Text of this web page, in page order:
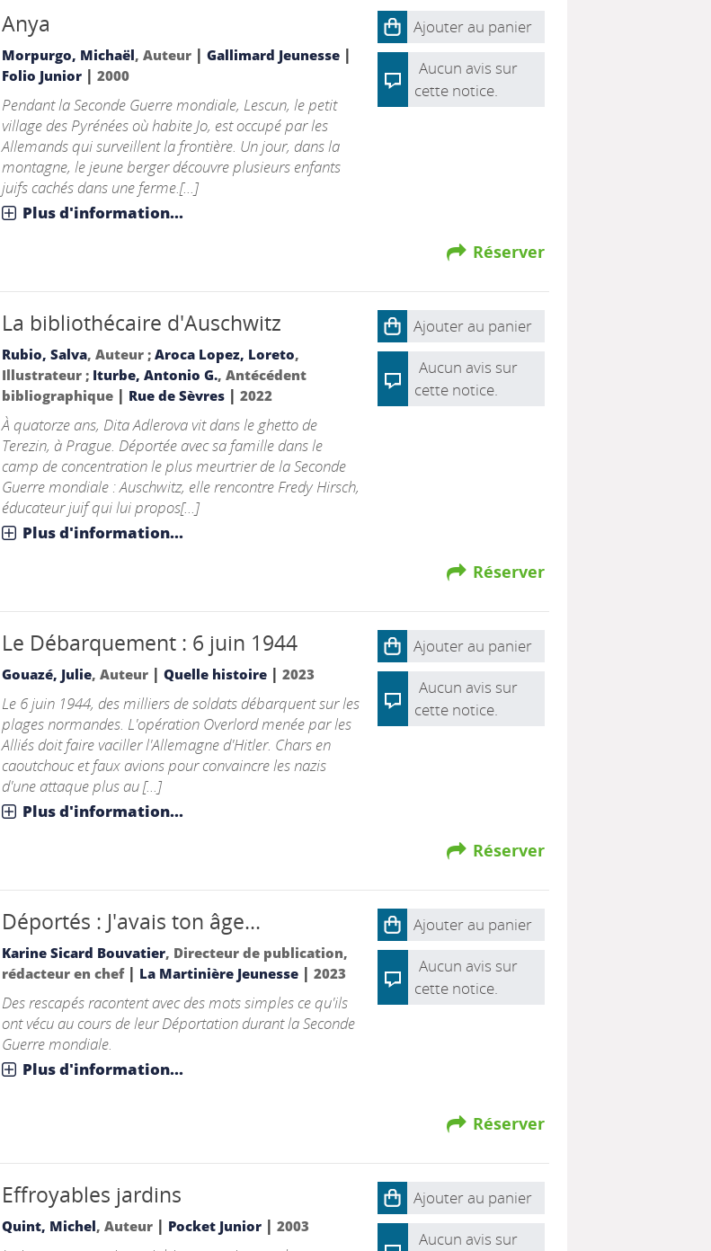
Anya
Morpurgo, Michaël, Auteur | Gallimard Jeunesse|
Folio Junior| 2000
Pendant la Seconde Guerre mondiale, Lescun, le petit
village des Pyrénées où habite Jo, est occupé par les
Allemands qui surveillent la frontière. Un jour, dans la
montagne, le jeune berger découvre plusieurs enfants
juifs cachés dans une ferme.[...]
Plus d'information...
Ajouter au panier
Aucun avis sur
cette notice.
Réserver
La bibliothécaire d'Auschwitz
Rubio, Salva, Auteur ; Aroca Lopez, Loreto,
Illustrateur ; Iturbe, Antonio G., Antécédent
bibliographique | Rue de Sèvres| 2022
À quatorze ans, Dita Adlerova vit dans le ghetto de
Terezin, à Prague. Déportée avec sa famille dans le
camp de concentration le plus meurtrier de la Seconde
Guerre mondiale : Auschwitz, elle rencontre Fredy Hirsch,
éducateur juif qui lui propos[...]
Plus d'information...
Ajouter au panier
Aucun avis sur
cette notice.
Réserver
Le Débarquement : 6 juin 1944
Gouazé, Julie, Auteur | Quelle histoire| 2023
Le 6 juin 1944, des milliers de soldats débarquent sur les
plages normandes. L'opération Overlord menée par les
Alliés doit faire vaciller l'Allemagne d'Hitler. Chars en
caoutchouc et faux avions pour convaincre les nazis
d'une attaque plus au [...]
Plus d'information...
Ajouter au panier
Aucun avis sur
cette notice.
Réserver
Déportés : J'avais ton âge...
Karine Sicard Bouvatier, Directeur de publication,
rédacteur en chef | La Martinière Jeunesse| 2023
Des rescapés racontent avec des mots simples ce qu'ils
ont vécu au cours de leur Déportation durant la Seconde
Guerre mondiale.
Plus d'information...
Ajouter au panier
Aucun avis sur
cette notice.
Réserver
Effroyables jardins
Quint, Michel, Auteur | Pocket Junior| 2003
Ajouter au panier
Aucun avis sur